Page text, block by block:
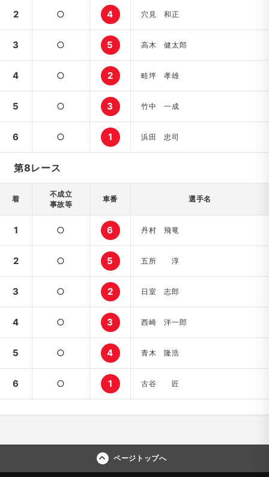
2 ○ 4 穴見 和正
3 ○ 5 高木 健太郎
4 ○ 2 畦坪 孝雄
5 ○ 3 竹中 一成
6 ○ 1 浜田 忠司
第8レース
着
不成立
事故等
車番 選手名
1 ○ 6 丹村 飛竜
2 ○ 5 五所 淳
3 ○ 2 日室 志郎
4 ○ 3 西崎 洋一郎
5 ○ 4 青木 隆浩
6 ○ 1 古谷 匠
ページトップへ